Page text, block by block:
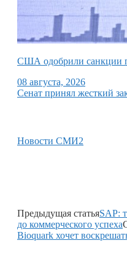
США одобрили санкции
08 августа, 2026
Сенат принял жесткий
Новости СМИ2
Предыдущая статьяSAP:
до коммерческого успеха
Bioquark хочет